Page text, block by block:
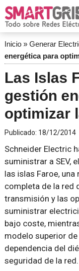
Inicio» Generar
energética para
Las Islas
gestión
optimizar
Publicado: 18/12/2014
Schneider Electric
suministrar a SEV,
las islas Faroe,
completa de la red
transmisión y las
suministrar
bajo coste,
modelo superior
dependencia del
seguridad de la red.